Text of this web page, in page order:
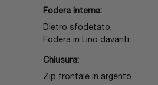
Fodera interna:
Dietro sfodetato,
Fodera in Lino davanti
Chiusura:
Zip frontale in argento